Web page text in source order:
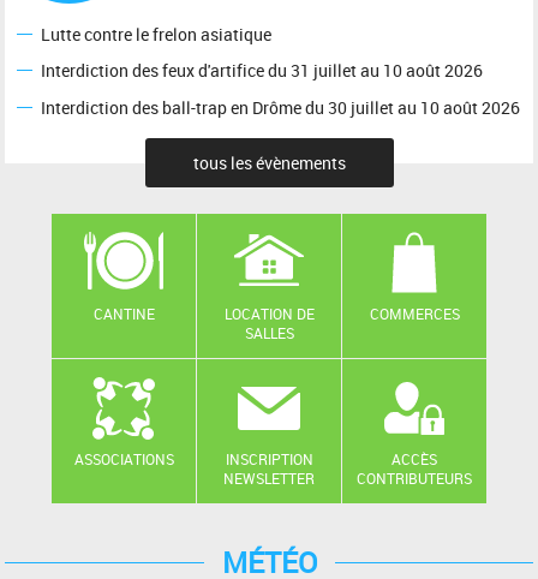
Lutte contre le frelon asiatique
Interdiction des feux d'artifice du 31 juillet au 10 août 2026
Interdiction des ball-trap en Drôme du 30 juillet au 10 août 2026
tous les évènements
CANTINE
LOCATION DE
SALLES
COMMERCES
ASSOCIATIONS
INSCRIPTION
NEWSLETTER
ACCÈS
CONTRIBUTEURS
MÉTÉO